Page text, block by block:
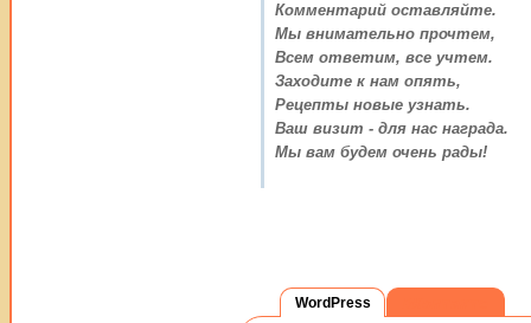
Комментарий оставляйте.
Мы внимательно прочтем,
Всем ответим, все учтем.
Заходите к нам опять,
Рецепты новые узнать.
Ваш визит - для нас награда.
Мы вам будем очень рады!
WordPress